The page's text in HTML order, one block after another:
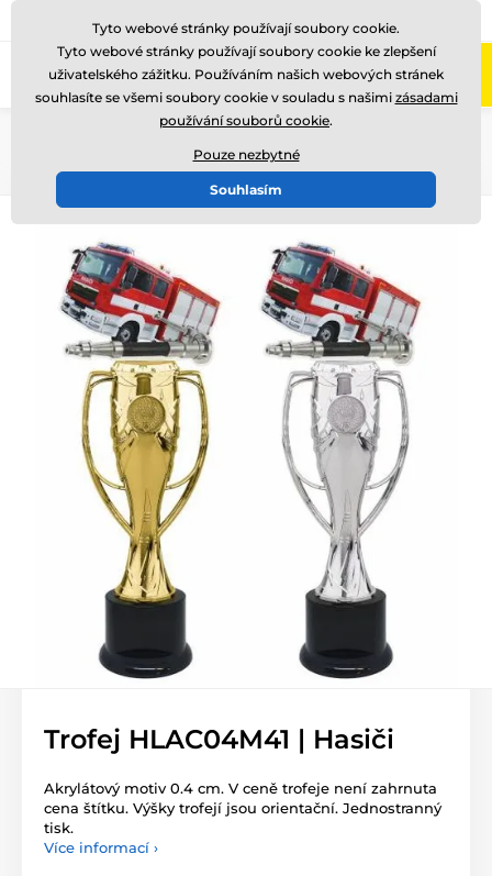
Zavolejte nám (Po-Pá 8-17)
Trofej HLAC04M41 | Hasiči
Akrylátový motiv 0.4 cm. V ceně trofeje není zahrnuta
cena štítku. Výšky trofejí jsou orientační. Jednostranný
tisk.
Více informací ›
Tyto webové stránky používají soubory cookie.
Tyto webové stránky používají soubory cookie ke zlepšení
uživatelského zážitku. Používáním našich webových stránek
souhlasíte se všemi soubory cookie v souladu s našimi zásadami
používání souborů cookie.
Pouze nezbytné
Souhlasím